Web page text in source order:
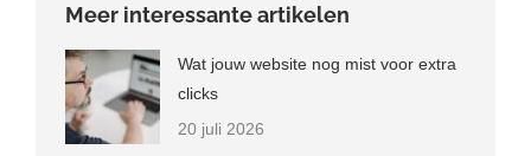
Meer interessante artikelen
Wat jouw website nog mist voor extra
clicks
20 juli 2026